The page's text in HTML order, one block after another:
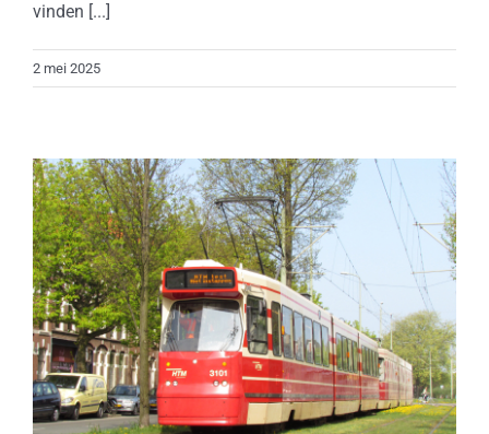
vinden [...]
2 mei 2025